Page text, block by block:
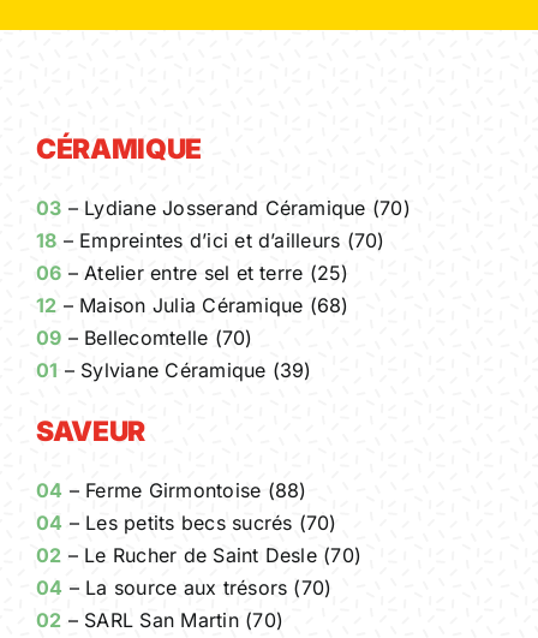
CÉRAMIQUE
03 – Lydiane Josserand Céramique (70)
18 – Empreintes d’ici et d’ailleurs (70)
06 – Atelier entre sel et terre (25)
12 – Maison Julia Céramique (68)
09 – Bellecomtelle (70)
01 – Sylviane Céramique (39)
SAVEUR
04 – Ferme Girmontoise (88)
04 – Les petits becs sucrés (70)
02 – Le Rucher de Saint Desle (70)
04 – La source aux trésors (70)
02 – SARL San Martin (70)